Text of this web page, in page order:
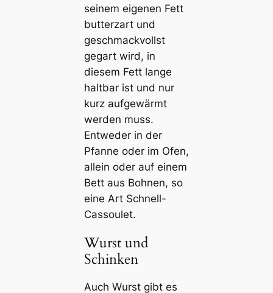
seinem eigenen Fett
butterzart und
geschmackvollst
gegart wird, in
diesem Fett lange
haltbar ist und nur
kurz aufgewärmt
werden muss.
Entweder in der
Pfanne oder im Ofen,
allein oder auf einem
Bett aus Bohnen, so
eine Art Schnell-
Cassoulet.
Wurst und
Schinken
Auch Wurst gibt es